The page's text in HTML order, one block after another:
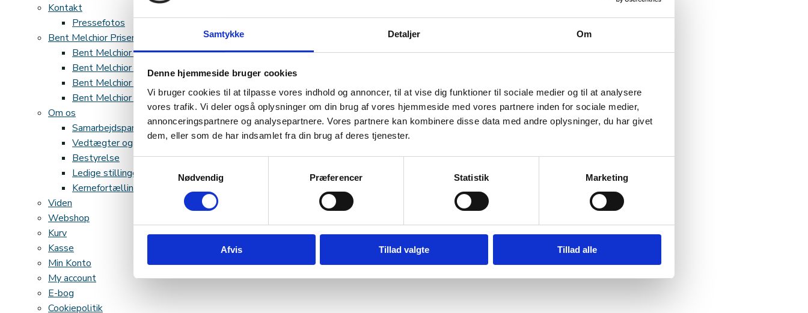
Samtykke Detaljer Om
Denne hjemmeside bruger cookies
Vi bruger cookies til at tilpasse vores indhold og annoncer, til at vise dig funktioner til sociale medier og til at analysere
vores trafik. Vi deler også oplysninger om din brug af vores hjemmeside med vores partnere inden for sociale medier,
annonceringspartnere og analysepartnere. Vores partnere kan kombinere disse data med andre oplysninger, du har givet
dem, eller som de har indsamlet fra din brug af deres tjenester.
Nødvendig
Præferencer Statistik Marketing
Afvis Tillad valgte Tillad alle
Kontakt
Pressefotos
Bent Melchior Prisen
Bent Melchior Prisen 2024
Bent Melchior Prisen 2025
Bent Melchior Prisen 2023
Bent Melchior Prisen 2022
Om os
Samarbejdspartnere
Vedtægter og regnskab
Bestyrelse
Ledige stillinger
Kernefortælling
Viden
Webshop
Kurv
Kasse
Min Konto
My account
E-bog
Cookiepolitik